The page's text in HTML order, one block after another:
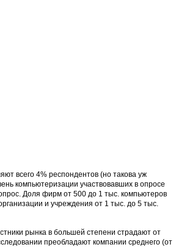
всего 4% респондентов (но такова уж
компьютеризации участвовавших в опросе
Доля фирм от 500 до 1 тыс. компьютеров
и учреждения от 1 тыс. до 5 тыс.
рынка в большей степени страдают от
преобладают компании среднего (от